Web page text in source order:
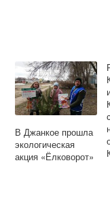
В Джанкое прошла
экологическая
акция «Ёлковорот»